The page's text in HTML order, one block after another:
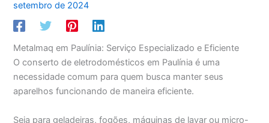
setembro de 2024
Metalmaq em Paulínia: Serviço Especializado e Eficiente
O conserto de eletrodomésticos em Paulínia é uma
necessidade comum para quem busca manter seus
aparelhos funcionando de maneira eficiente.
Seja para geladeiras, fogões, máquinas de lavar ou micro-